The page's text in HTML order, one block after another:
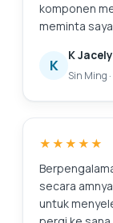
komponen
meminta
asal iaitu
lebih cepat
bateri. Saya
Servis
pantas dan
K
K
Sin Ming ·
★★★★★
secara
untuk